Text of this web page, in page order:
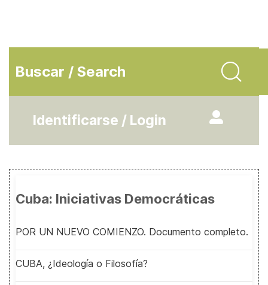
Buscar / Search
Identificarse / Login
Cuba: Iniciativas Democráticas
POR UN NUEVO COMIENZO. Documento completo.
CUBA, ¿Ideología o Filosofía?